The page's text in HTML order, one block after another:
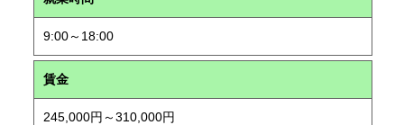
9:00～18:00
賃金
245,000円～310,000円